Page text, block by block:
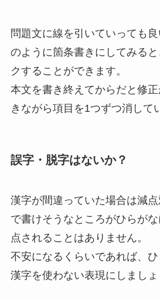
問題文に線を引いていっても
のように箇条書きにしてみる
クすることができます。
本文を書き終えてからだと修
きながら項目を1つずつ消して
誤字・脱字はないか？
漢字が間違っていた場合は減
で書けそうなところがひらが
点されることはありません。
不安になるくらいであれば、ひ
漢字を使わない表現にしましょ